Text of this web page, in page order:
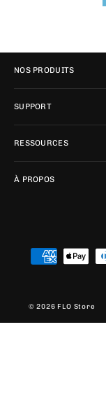
NOS PRODUITS
SUPPORT
RESSOURCES
À PROPOS
© 2026 FLO Store